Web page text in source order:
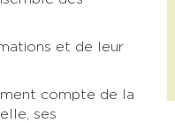
et de leur
compte de la
ses